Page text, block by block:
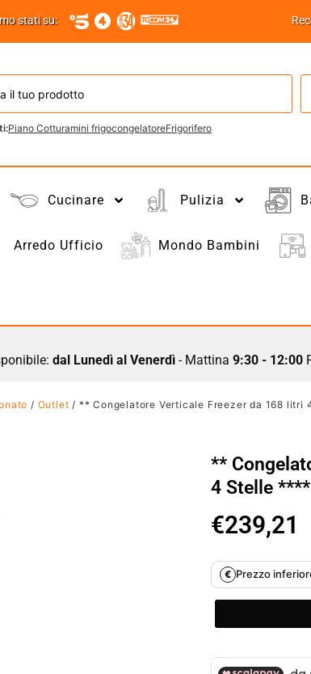
stati su:
Piano Cotturamini frigocongelatoreFrigorifero
Cucinare Pulizia
Arredo Ufficio Mondo Bambini
dal Lunedì al Venerdì- Mattina 9:30 - 12:00
/ Outlet / ** Congelatore Verticale Freezer da 168 litri
**
4 Stelle
€239,21
€ Prezzo